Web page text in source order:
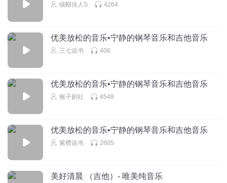
绒帽佳人S 4264
优美放松的音乐•宁静的钢琴音乐和吉他音乐
三七说书 406
优美放松的音乐•宁静的钢琴音乐和吉他音乐
猴子剧社 4548
优美放松的音乐•宁静的钢琴音乐和吉他音乐
紫襟说书 2605
美好清晨 （吉他）- 唯美纯音乐